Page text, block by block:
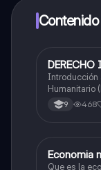
a
Economía y
DERECHO
Introducción
Humanitario
9 468
Economía y
Economia
Que es la